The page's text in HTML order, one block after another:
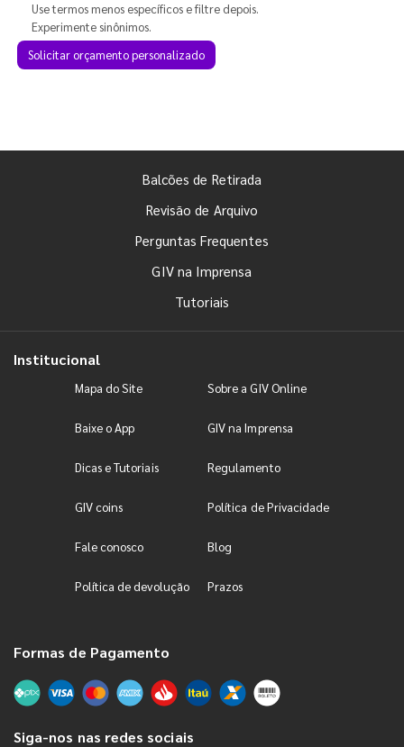
Use termos menos específicos e filtre depois.
Experimente sinônimos.
Solicitar orçamento personalizado
Balcões de Retirada
Revisão de Arquivo
Perguntas Frequentes
GIV na Imprensa
Tutoriais
Institucional
Mapa do Site Sobre a GIV Online
Baixe o App GIV na Imprensa
Dicas e Tutoriais Regulamento
GIV coins Política de Privacidade
Fale conosco Blog
Política de devolução Prazos
Formas de Pagamento
Siga-nos nas redes sociais